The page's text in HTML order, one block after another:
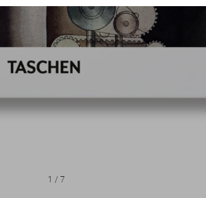
1 /7